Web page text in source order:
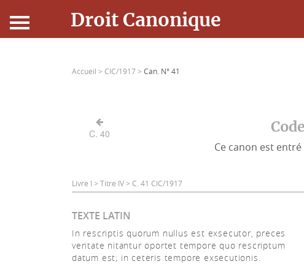
Droit Canonique
Connexion
Accueil > CIC/1917 > Can. N° 41
C. 40
Ce canon est
Livre I > Titre IV > C. 41 CIC/1917
TEXTE LATIN
In rescriptis quorum nullus est exsecutor, preces
veritate nitantur oportet tempore quo rescriptum
datum est; in ceteris tempore exsecutionis.